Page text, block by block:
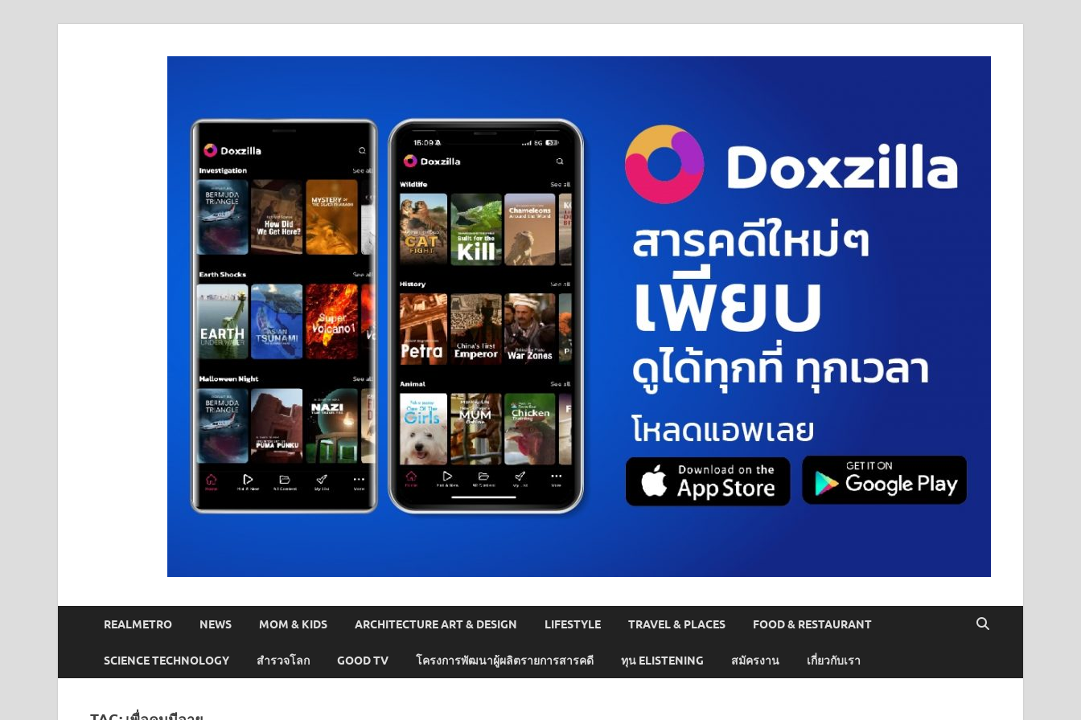
REALMETRO NEWS MOM & KIDS ARCHITECTURE ART & DESIGN LIFESTYLE TRAVEL & PLACES FOOD & RESTAURANT
SCIENCE TECHNOLOGY สำรวจโลก GOOD TV โครงการพัฒนาผู้ผลิตรายการสารคดี ทุน ELISTENING สมัครงาน เกี่ยวกับเรา